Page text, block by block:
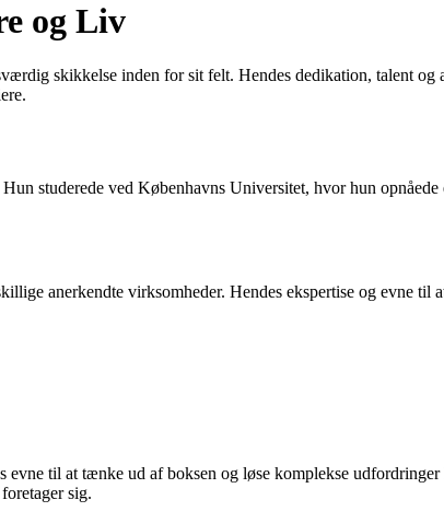
og Liv
skikkelse inden for sit felt. Hendes dedikation, talent
studerede ved Københavns Universitet, hvor hun
anerkendte virksomheder. Hendes ekspertise og evne til
til at tænke ud af boksen og løse komplekse
sig.